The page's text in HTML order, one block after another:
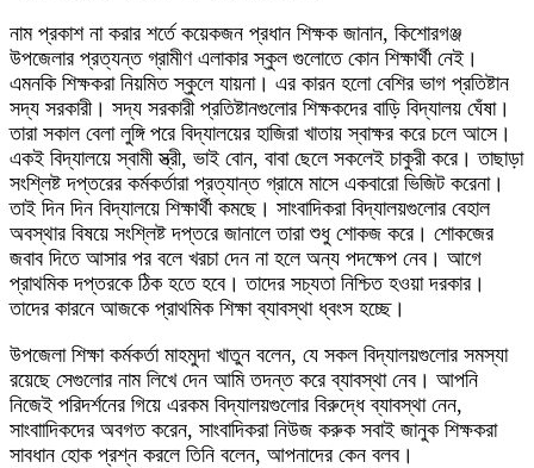
নাম প্রকাশ না করার শর্তে কয়েকজন প্রধান শিক্ষক জানান, কিশোরগঞ্জ
উপজেলার প্রত্যন্ত গ্রামীণ এলাকার স্কুল গুলোতে কোন শিক্ষার্থী নেই।
এমনকি শিক্ষকরা নিয়মিত স্কুলে যায়না। এর কারন হলো বেশির ভাগ প্রতিষ্টান
সদ্য সরকারী। সদ্য সরকারী প্রতিষ্টানগুলোর শিক্ষকদের বাড়ি বিদ্যালয় ঘেঁষা।
তারা সকাল বেলা লুঙ্গি পরে বিদ্যালয়ের হাজিরা খাতায় স্বাক্ষর করে চলে আসে।
একই বিদ্যালয়ে স্বামী স্ত্রী, ভাই বোন, বাবা ছেলে সকলেই চাকুরী করে। তাছাড়া
সংশ্লিষ্ট দপ্তরের কর্মকর্তারা প্রত্যান্ত গ্রামে মাসে একবারো ভিজিট করেনা।
তাই দিন দিন বিদ্যালয়ে শিক্ষার্থী কমছে। সাংবাদিকরা বিদ্যালয়গুলোর বেহাল
অবস্থার বিষয়ে সংশ্লিষ্ট দপ্তরে জানালে তারা শুধু শোকজ করে। শোকজের
জবাব দিতে আসার পর বলে খরচা দেন না হলে অন্য পদক্ষেপ নেব। আগে
প্রাথমিক দপ্তরকে ঠিক হতে হবে। তাদের সচ্যতা নিশ্চিত হওয়া দরকার।
তাদের কারনে আজকে প্রাথমিক শিক্ষা ব্যাবস্থা ধ্বংস হচ্ছে।
উপজেলা শিক্ষা কর্মকর্তা মাহমুদা খাতুন বলেন, যে সকল বিদ্যালয়গুলোর সমস্যা
রয়েছে সেগুলোর নাম লিখে দেন আমি তদন্ত করে ব্যাবস্থা নেব। আপনি
নিজেই পরিদর্শনের গিয়ে এরকম বিদ্যালয়গুলোর বিরুদ্ধে ব্যাবস্থা নেন,
সাংবাাদিকদের অবগত করেন, সাংবাদিকরা নিউজ করুক সবাই জানুক শিক্ষকরা
সাবধান হোক প্রশ্ন করলে তিনি বলেন, আপনাদের কেন বলব।